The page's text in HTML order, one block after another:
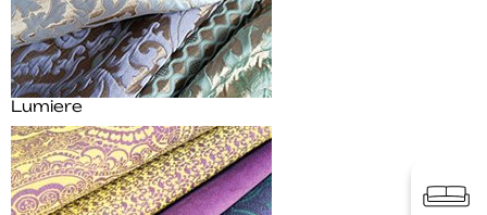
Lumiere